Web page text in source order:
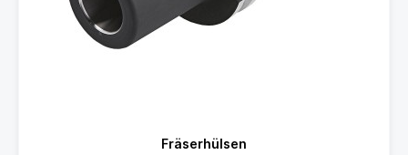
Fräserhülsen